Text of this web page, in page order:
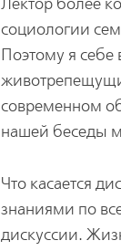
социологии
Поэтому я себе
современном
нашей беседы
Что касается
знаниями по
дискуссии.